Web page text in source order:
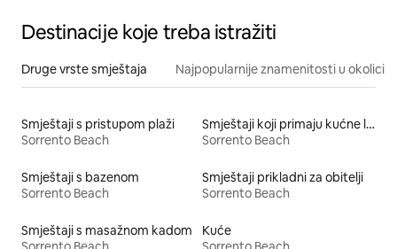
Destinacije koje treba istražiti
Druge vrste smještaja Najpopularnije znamenitosti u okolici
Smještaji s pristupom plaži
Sorrento Beach
Smještaji koji primaju kućne ljubimce
Sorrento Beach
Smještaji s bazenom
Sorrento Beach
Smještaji prikladni za obitelji
Sorrento Beach
Smještaji s masažnom kadom
Kuće